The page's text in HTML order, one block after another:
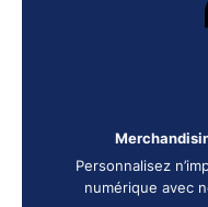
Personnalisez
numérique avec